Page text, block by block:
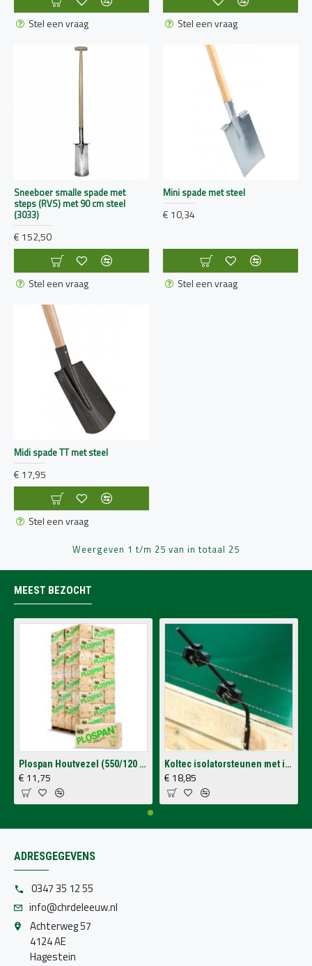
Stel een vraag Stel een vraag
Sneeboer smalle spade met
steps (RVS) met 90 cm steel
(3033)
€ 152,50
Stel een vraag
Mini spade met steel
€ 10,34
Stel een vraag
Midi spade TT met steel
€ 17,95
Stel een vraag
Weergeven 1 t/m 25 van in totaal 25
MEEST BEZOCHT
Plospan Houtvezel (550/120 Ltr.)
€ 11,75
Koltec isolatorsteunen met isolatoren voor op schutting (4 stuks)
€ 18,85
ADRESGEGEVENS
0347 35 12 55
info@chrdeleeuw.nl
Achterweg 57
4124 AE
Hagestein